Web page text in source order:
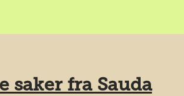
saker fra Sauda